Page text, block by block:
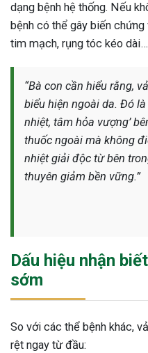
Sau Sinh Có Tự Khỏi
Thông Tin Cần Biết
phổ biến, khiến đôi bàn tay,
của chị em trở nên khô...
dạng bệnh hệ thống. Nếu
bệnh có thể gây biến
tim mạch, rụng tóc kéo dài…
“Bà con cần hiểu rằng,
biểu hiện ngoài da. Đó
nhiệt, tâm hỏa vượng’
thuốc ngoài mà không
nhiệt giải độc từ bên
thuyên giảm bền vững.”
Dấu hiệu nhận
sớm
So với các thể bệnh khác,
rệt ngay từ đầu: